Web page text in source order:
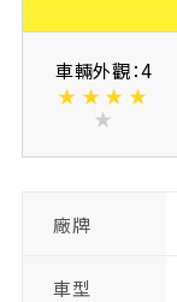
車輛外觀：4
★ ★ ★ ★
★
廠牌
車型